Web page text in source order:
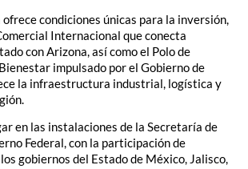
ofrece condiciones únicas para la inversión,
Internacional que conecta
con Arizona, así como el Polo de
impulsado por el Gobierno de
la infraestructura industrial, logística y
en las instalaciones de la Secretaría de
Federal, con la participación de
gobiernos del Estado de México, Jalisco,